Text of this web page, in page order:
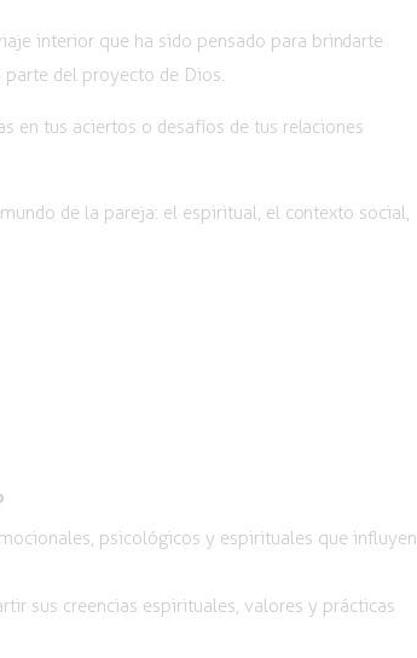
interior que ha sido pensado para brindarte
del proyecto de Dios.
en tus aciertos o desafíos de tus relaciones
de la pareja: el espiritual, el contexto social,
psicológicos y espirituales que influyen
sus creencias espirituales, valores y prácticas